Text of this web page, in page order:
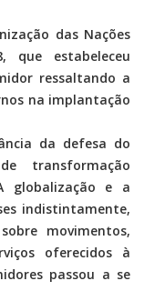
das Nações
que estabeleceu
ressaltando a
na implantação
da defesa do
transformação
globalização e a
indistintamente,
movimentos,
oferecidos à
passou a se